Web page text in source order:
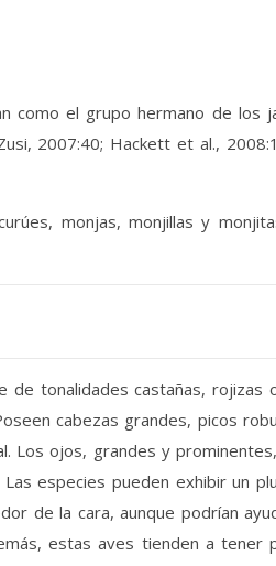
como el grupo hermano de los
2007:40; Hackett et al.,
monjas, monjillas y
de tonalidades castañas,
cabezas grandes, picos
ojos, grandes y
especies pueden exhibir un
de la cara, aunque podrían
estas aves tienden a